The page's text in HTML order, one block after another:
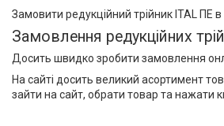
Замовити редукційний трійник ITAL ПЕ
Замовлення редукційних
Досить швидко зробити замовлення
На сайті досить великий асортимент
зайти на сайт, обрати товар та нажати